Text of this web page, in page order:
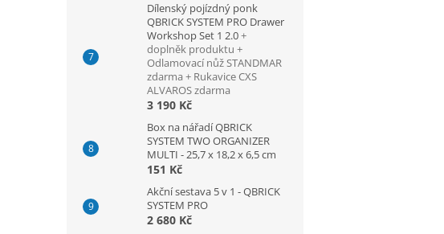
Dílenský pojízdný ponk
QBRICK SYSTEM PRO Drawer
Workshop Set 1 2.0+
doplněk produktu +
Odlamovací nůž STANDMAR
zdarma + Rukavice CXS
ALVAROS zdarma
3 190 Kč
Box na nářadí QBRICK
SYSTEM TWO ORGANIZER
MULTI - 25,7 x 18,2 x 6,5 cm
151 Kč
Akční sestava 5 v 1 - QBRICK
SYSTEM PRO
2 680 Kč